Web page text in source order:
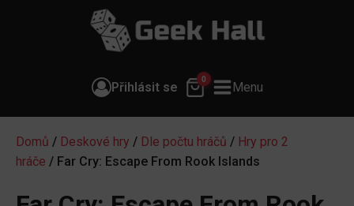
Přihlásit se
0
Menu
Domů / Deskové hry / Dle počtu hráčů / Hry pro 2
hráče / Far Cry: Escape From Rook Islands